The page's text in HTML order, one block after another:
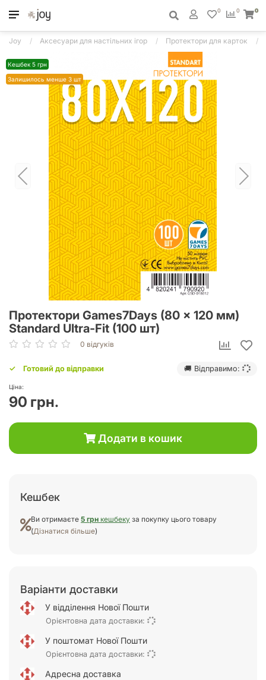
0
0 0
Joy Аксесуари для настільних ігор Протектори для карток
Кешбек 5 грн
Залишилось менше 3 шт
Протектори Games7Days (80 x 120 мм)
Standard Ultra-Fit (100 шт)
0 відгуків
Готовий до відправки 🚚 Відправимо:
Ціна:
90 грн.
Додати в кошик
Кешбек
Ви отримаєте 5 грн кешбеку за покупку цього товару
(Дізнатися більше)
Варіанти доставки
У відділення Нової Пошти
Орієнтовна дата доставки:
У поштомат Нової Пошти
Орієнтовна дата доставки:
Адресна доставка